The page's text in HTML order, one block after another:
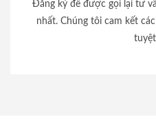
Đăng ký để được gọi lại tư
nhất. Chúng tôi cam kết